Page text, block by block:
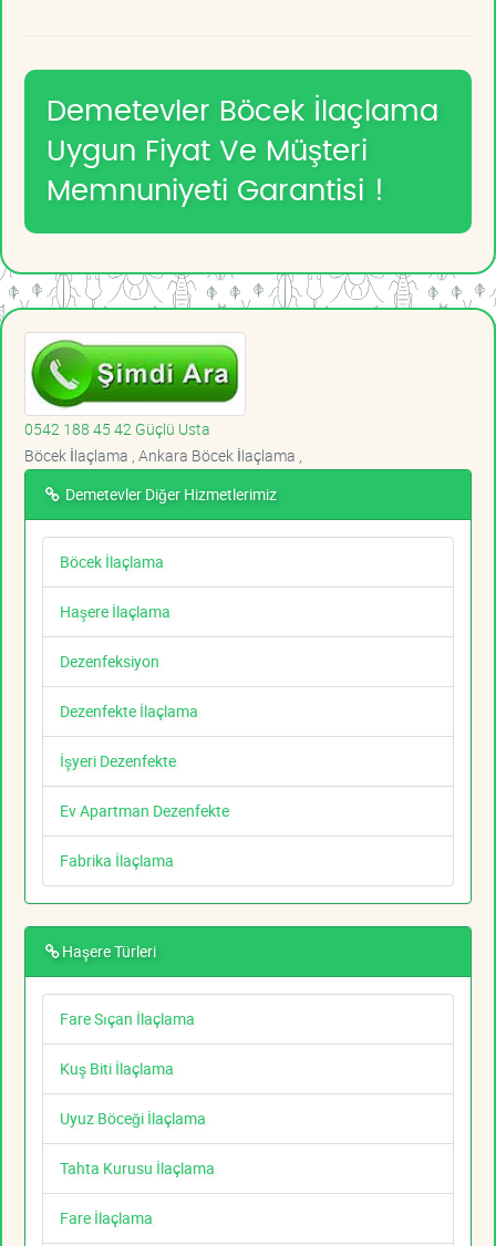
Demetevler Böcek İlaçlama
Uygun Fiyat Ve Müşteri
Memnuniyeti Garantisi !
0542 188 45 42 Güçlü Usta
Böcek İlaçlama , Ankara Böcek İlaçlama ,
Demetevler Diğer Hizmetlerimiz
Böcek İlaçlama
Haşere İlaçlama
Dezenfeksiyon
Dezenfekte İlaçlama
İşyeri Dezenfekte
Ev Apartman Dezenfekte
Fabrika İlaçlama
Haşere Türleri
Fare Sıçan İlaçlama
Kuş Biti İlaçlama
Uyuz Böceği İlaçlama
Tahta Kurusu İlaçlama
Fare İlaçlama